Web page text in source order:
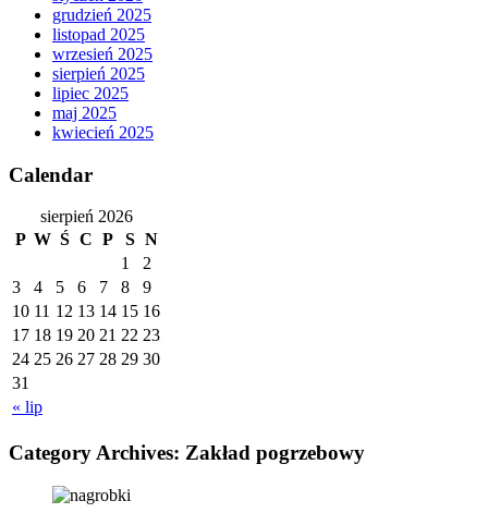
grudzień 2025
listopad 2025
wrzesień 2025
sierpień 2025
lipiec 2025
maj 2025
kwiecień 2025
Calendar
sierpień 2026
P W Ś C P S N
« lip
1
2
3
4 5 6 7 8
9
10 11 12 13 14 15 16
17 18 19 20 21 22 23
24 25 26 27 28 29 30
31
Category Archives: Zakład pogrzebowy